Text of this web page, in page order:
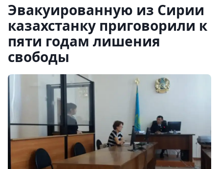
Эвакуированную из Сирии
казахстанку приговорили к
пяти годам лишения
свободы